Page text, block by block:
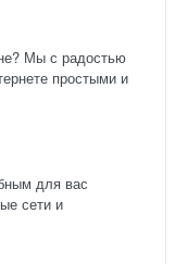
Мы с радостью
простыми и
для вас
сети и